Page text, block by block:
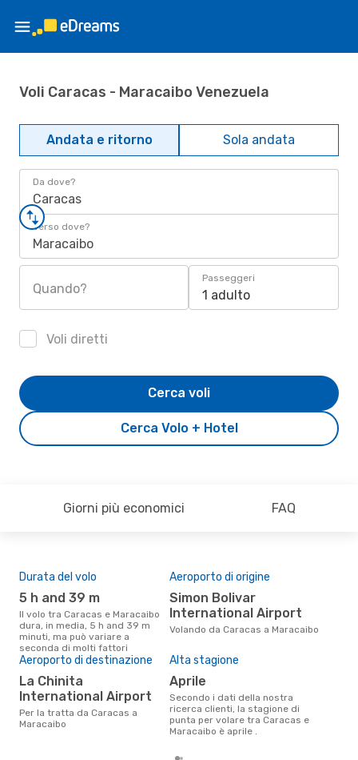
Voli Caracas - Maracaibo Venezuela
Andata e ritorno Sola andata
Da dove?
Caracas
Verso dove?
Maracaibo
Quando?
Passeggeri
1 adulto
Voli diretti
Cerca Volo + Hotel
Cerca voli
Giorni più economici FAQ
Durata del volo
5 h and 39 m
Il volo tra Caracas e Maracaibo
dura, in media, 5 h and 39 m
minuti, ma può variare a
seconda di molti fattori
Aeroporto di origine
Simon Bolivar
International Airport
Volando da Caracas a Maracaibo
Aeroporto di destinazione
La Chinita
International Airport
Per la tratta da Caracas a
Maracaibo
Alta stagione
aprile
Secondo i dati della nostra
ricerca clienti, la stagione di
punta per volare tra Caracas e
Maracaibo è aprile .